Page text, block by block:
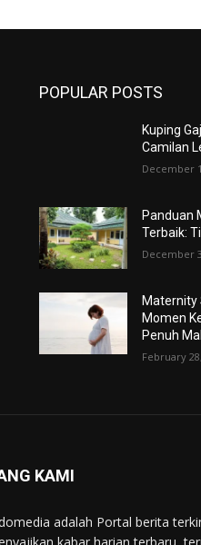
POPULAR POSTS
Kuping
Camilan
December
Panduan
Terbaik:
December
Maternity
Momen
Penuh
February
KAMI
adalah Portal berita